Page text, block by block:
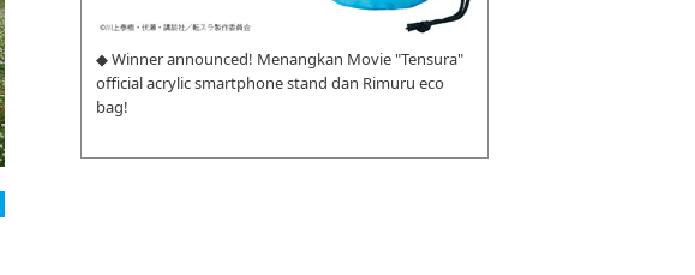
◆ Winner announced! Menangkan Movie "Tensura"
official acrylic smartphone stand dan Rimuru eco
bag!